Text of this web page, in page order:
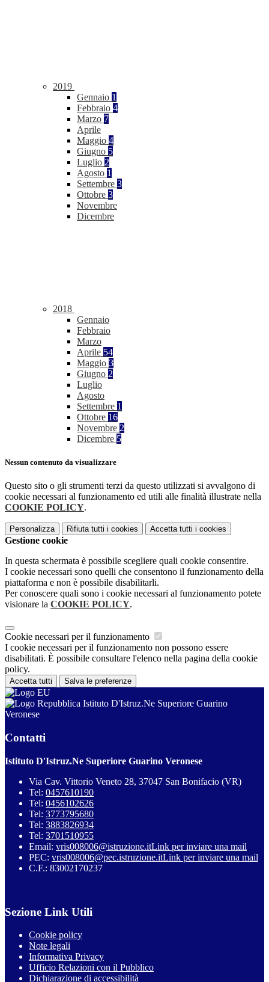
2019
Gennaio 1
Febbraio 4
Marzo 7
Aprile
Maggio 4
Giugno 5
Luglio 2
Agosto 1
Settembre 3
Ottobre 3
Novembre
Dicembre
2018
Gennaio
Febbraio
Marzo
Aprile 54
Maggio 3
Giugno 2
Luglio
Agosto
Settembre 1
Ottobre 16
Novembre 2
Dicembre 5
Nessun contenuto da visualizzare
Questo sito o gli strumenti terzi da questo utilizzati si avvalgono di
cookie necessari al funzionamento ed utili alle finalità illustrate nella
COOKIE POLICY.
Personalizza Rifiuta tutti i cookies Accetta tutti i cookies
Gestione cookie
In questa schermata è possibile scegliere quali cookie consentire.
I cookie necessari sono quelli che consentono il funzionamento della
piattaforma e non è possibile disabilitarli.
Per conoscere quali sono i cookie necessari al funzionamento potete
visionare la COOKIE POLICY.
Cookie necessari per il funzionamento
I cookie necessari per il funzionamento non possono essere
disabilitati. È possibile consultare l'elenco nella pagina della cookie
policy.
Accetta tutti Salva le preferenze
Istituto D'Istruz.Ne Superiore Guarino
Veronese
Contatti
Istituto D'Istruz.Ne Superiore Guarino Veronese
Via Cav. Vittorio Veneto 28, 37047 San Bonifacio (VR)
Tel: 0457610190
Tel: 0456102626
Tel: 3773795680
Tel: 3883826934
Tel: 3701510955
Email: vris008006@istruzione.itLink per inviare una mail
PEC: vris008006@pec.istruzione.itLink per inviare una mail
C.F.: 83002170237
Sezione Link Utili
Cookie policy
Note legali
Informativa Privacy
Ufficio Relazioni con il Pubblico
Dichiarazione di accessibilità